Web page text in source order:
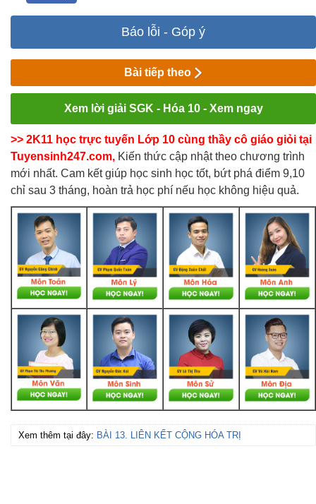
Báo lỗi - Góp ý
Bài tiếp theo
Xem lời giải SGK - Hóa 10 - Xem ngay
>> 2K11 học trực tuyến Lớp 10 cùng thầy cô giáo giỏi tại
Tuyensinh247.com, Kiến thức cập nhật theo chương trình
mới nhất. Cam kết giúp học sinh học tốt, bứt phá điểm 9,10
chỉ sau 3 tháng, hoàn trả học phí nếu học không hiệu quả.
Xem thêm tại đây: BÀI 13. LIÊN KẾT CỘNG HÓA TRỊ